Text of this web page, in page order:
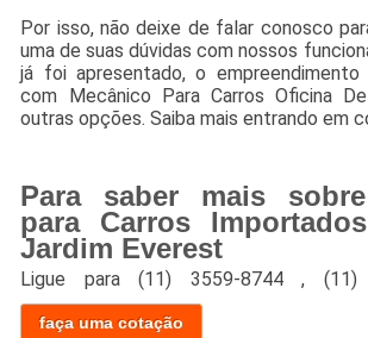
Por isso, não deixe de falar conosco
uma de suas dúvidas com nossos
já foi apresentado, o empreendimento
com Mecânico Para Carros Oficina
outras opções. Saiba mais entrando em
Para saber mais
para Carros
Jardim Everest
Ligue para(11) 3559-8744 , (11)
faça uma cotação